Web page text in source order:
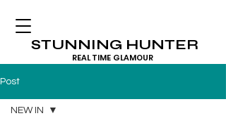
STUNNING HUNTER
REAL TIME GLAMOUR
Post
NEW IN